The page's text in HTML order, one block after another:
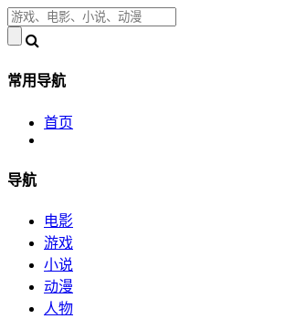
常用导航
首页
导航
电影
游戏
小说
动漫
人物